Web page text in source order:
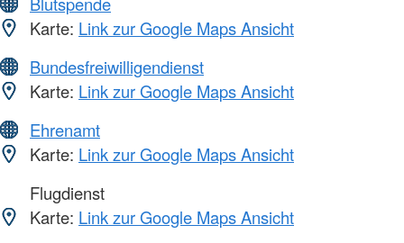
Karte: Link zur Google Maps Ansicht
Bundesfreiwilligendienst
Karte: Link zur Google Maps Ansicht
Ehrenamt
Karte: Link zur Google Maps Ansicht
Flugdienst
Karte: Link zur Google Maps Ansicht